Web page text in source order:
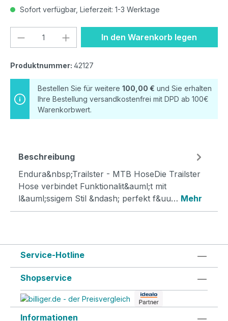
Sofort verfügbar, Lieferzeit: 1-3 Werktage
Produkt Anzahl: Gib denIn den Warenkorb legen
Produktnummer: 42127
Bestellen Sie für weitere 100,00 € und Sie erhalten
Ihre Bestellung versandkostenfrei mit DPD ab 100€
Warenkorbwert.
Beschreibung
Endura&nbsp;Trailster - MTB HoseDie Trailster
Hose verbindet Funktionalit&auml;t mit
l&auml;ssigem Stil &ndash; perfekt f&uu… Mehr
Service-Hotline
Shopservice
Informationen